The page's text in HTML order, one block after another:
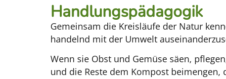
Handlungspädagogik​
Gemeinsam die Kreisläufe der Natur
handelnd mit der Umwelt
Wenn sie Obst und Gemüse säen,
und die Reste dem Kompost